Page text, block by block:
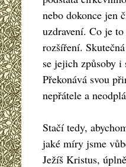
nebo dokonce jen
uzdravení. Co je
rozšíření.
se jejich způsoby i
Překonává svou
nepřátele a
Stačí tedy,
jaké míry jsme
Ježíš Kristus,